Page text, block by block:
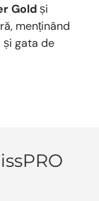
Goldși
menținând
gata de